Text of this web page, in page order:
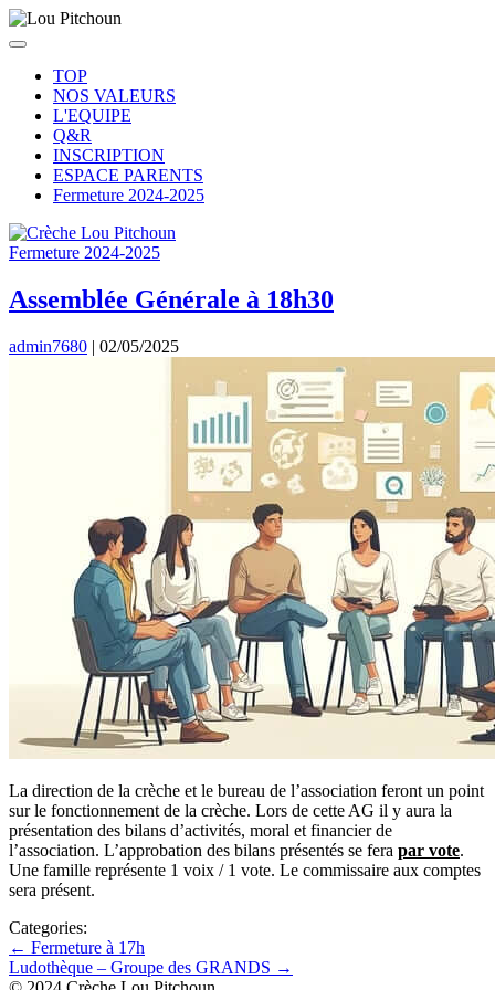
TOP
NOS VALEURS
L'EQUIPE
Q&R
INSCRIPTION
ESPACE PARENTS
Fermeture 2024-2025
Fermeture 2024-2025
Assemblée Générale à 18h30
admin7680 | 02/05/2025
La direction de la crèche et le bureau de l’association feront un point
sur le fonctionnement de la crèche. Lors de cette AG il y aura la
présentation des bilans d’activités, moral et financier de
l’association. L’approbation des bilans présentés se fera par vote.
Une famille représente 1 voix / 1 vote. Le commissaire aux comptes
sera présent.
Categories:
Navigation
de
← Fermeture à 17h
Ludothèque – Groupe des GRANDS →